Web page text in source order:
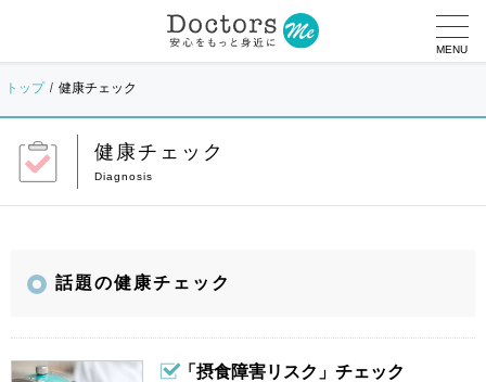
MENU
トップ 健康チェック
健康チェック
話題の健康チェック
「摂食障害リスク」チェック